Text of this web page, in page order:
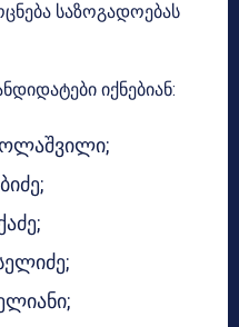
საზოგადოებას
იქნებიან: